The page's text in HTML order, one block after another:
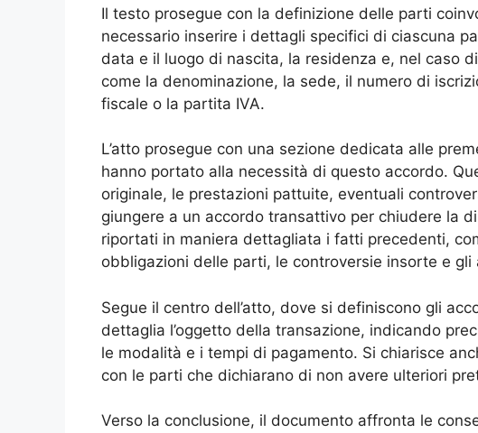
Il testo prosegue con la definizione delle parti
necessario inserire i dettagli specifici di ciascuna
data e il luogo di nascita, la residenza e, nel caso
come la denominazione, la sede, il numero di
fiscale o la partita IVA.
L’atto prosegue con una sezione dedicata alle
hanno portato alla necessità di questo accordo.
originale, le prestazioni pattuite, eventuali
giungere a un accordo transattivo per chiudere la
riportati in maniera dettagliata i fatti precedenti,
obbligazioni delle parti, le controversie insorte e gli
Segue il centro dell’atto, dove si definiscono gli
dettaglia l’oggetto della transazione, indicando
le modalità e i tempi di pagamento. Si chiarisce
con le parti che dichiarano di non avere ulteriori
Verso la conclusione, il documento affronta le